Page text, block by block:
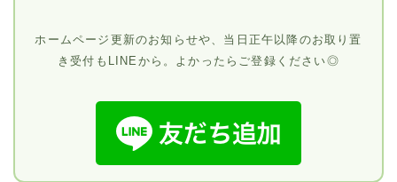
ホームページ更新のお知らせや、当日正午以降のお取り置
き受付もLINEから。よかったらご登録ください◎